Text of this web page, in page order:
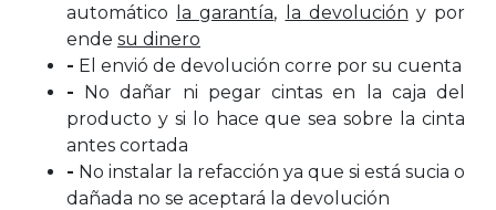
automático
la garantía, la devolución y por
ende su dinero
- El envió de devolución corre por su cuenta
- No dañar ni pegar cintas en la caja del
producto y si lo hace que sea sobre la cinta
antes cortada
- No instalar la refacción ya que si está sucia o
dañada no se aceptará la devolución